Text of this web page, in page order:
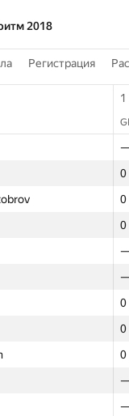
2018
Регистрация
1
0
0
0
0
0
0
1
0
0
0
0
0
0